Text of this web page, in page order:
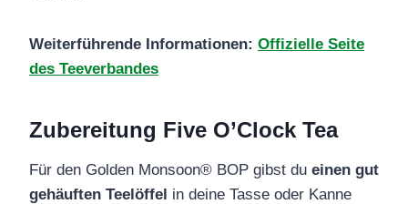
Weiterführende Informationen: Offizielle Seite
des Teeverbandes
Zubereitung Five O’Clock Tea
Für den Golden Monsoon® BOP gibst du einen gut
gehäuften Teelöffel in deine Tasse oder Kanne